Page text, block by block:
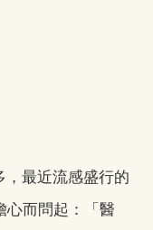
最近流感盛行的
心而問起：「醫